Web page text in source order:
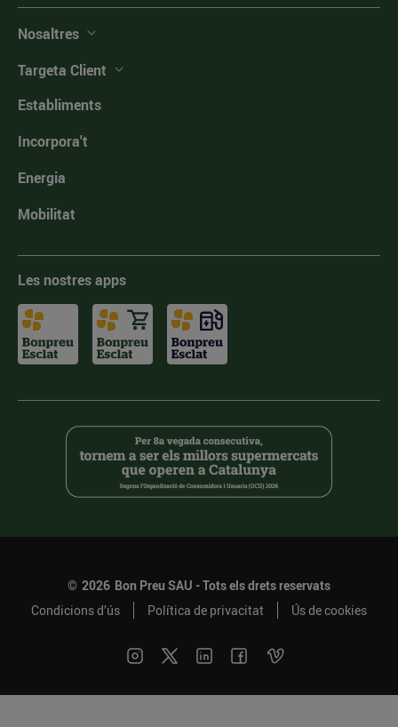
Nosaltres
Targeta Client
Establiments
Incorpora't
Energia
Mobilitat
Les nostres apps
© 2026 Bon Preu SAU - Tots els drets reservats
Condicions d’ús
Política de privacitat Ús de cookies